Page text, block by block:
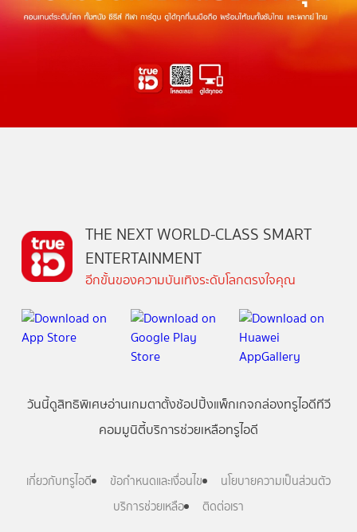
THE NEXT WORLD-CLASS SMART
ENTERTAINMENT
อีกขั้นของความบันเทิงระดับโลกตรงใจคุณ
วันนี้ดูสิทธิพิเศษอ่านเกมตาตั้งช้อปปิ้งแพ็กเกจกล่องทรูไอดีทีวี
คอมมูนิตี้บริการช่วยเหลือทรูไอดี
เกี่ยวกับทรูไอดี ข้อกำหนดและเงื่อนไข
นโยบายความเป็นส่วนตัว
บริการช่วยเหลือ
ติดต่อเรา